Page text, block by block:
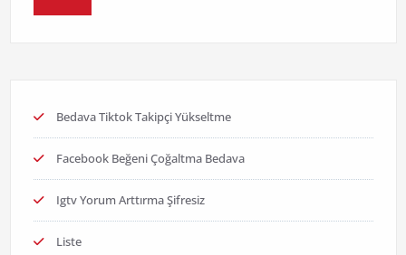
Bedava Tiktok Takipçi Yükseltme
Facebook Beğeni Çoğaltma Bedava
Igtv Yorum Arttırma Şifresiz
Liste